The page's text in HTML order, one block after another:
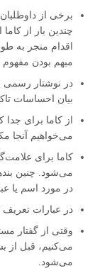
برخی از
چندین بار از
اقدام منجر به
مبهم بودن
در نوشتار رسمی
بیان احساسات
از کاما برای
می‌خواهیم آنجا
کاما برای
می‌شود. چنین
در مورد اسم یا
در عبارات تعریف
وقتی از گفتار
می‌کنیم، قبل از
می‌شود.